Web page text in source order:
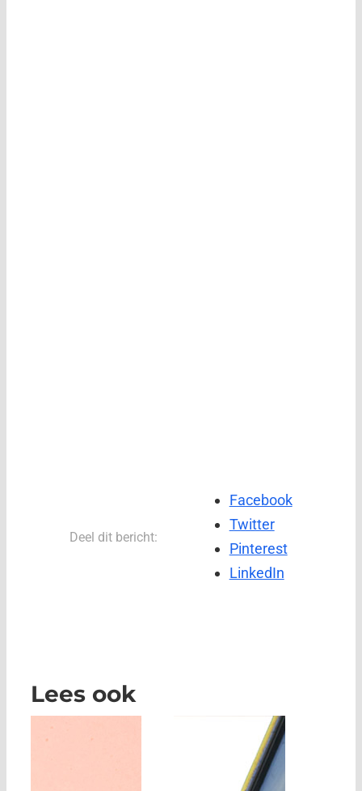
Deel dit bericht:
Facebook
Twitter
Pinterest
LinkedIn
Lees ook